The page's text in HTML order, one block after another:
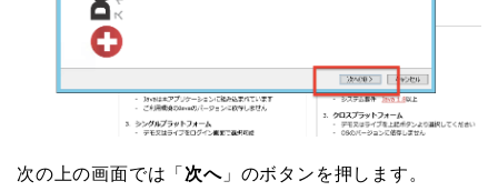
次の上の画面では「 次へ」のボタンを押します。